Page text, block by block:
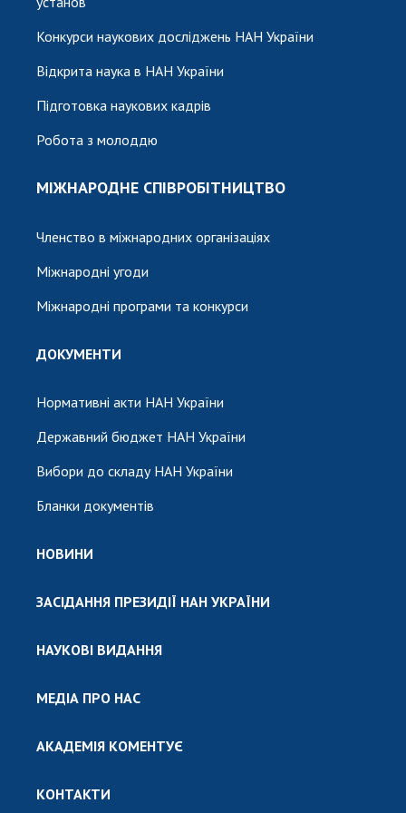
Конкурси наукових досліджень НАН України
Відкрита наука в НАН України
Підготовка наукових кадрів
Робота з молоддю
МІЖНАРОДНЕ СПІВРОБІТНИЦТВО
Членство в міжнародних організаціях
Міжнародні угоди
Міжнародні програми та конкурси
ДОКУМЕНТИ
Нормативні акти НАН України
Державний бюджет НАН України
Вибори до складу НАН України
Бланки документів
НОВИНИ
ЗАСІДАННЯ ПРЕЗИДІЇ НАН УКРАЇНИ
НАУКОВІ ВИДАННЯ
МЕДІА ПРО НАС
АКАДЕМІЯ КОМЕНТУЄ
КОНТАКТИ